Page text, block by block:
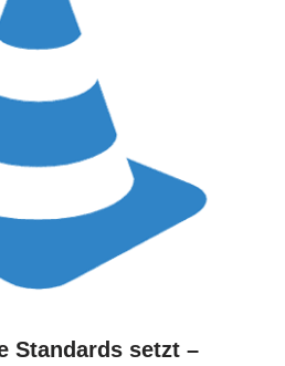
Standards setzt –